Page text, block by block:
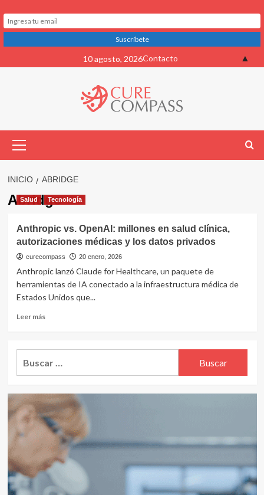
al
10 agosto, 2026Contacto
primario
INICIO ABRIDGE
Abridge
Salud Tecnología
Anthropic vs. OpenAI: millones en salud clínica,
autorizaciones médicas y los datos privados
curecompass 20 enero, 2026
Anthropic lanzó Claude for Healthcare, un paquete de
herramientas de IA conectado a la infraestructura médica de
Estados Unidos que...
Leer másLeer
Anthropic
vs.
en
salud
clínica,
autorizaciones
médicas
y
los
datos
privados
▲